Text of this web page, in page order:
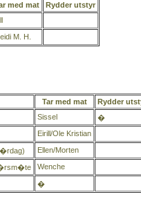
med mat
Rydder utstyr
M. H.
Tar med mat
Rydder
Sissel
�
Eirill/Ole Kristian
Ellen/Morten
Wenche
�